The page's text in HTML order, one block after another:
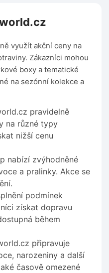
využít akční ceny na
Zákazníci mohou
boxy a tematické
na sezónní kolekce a
pravidelně
na různé typy
nižší cenu
nabízí zvýhodněné
a pralinky. Akce se
podmínek
získat dopravu
během
připravuje
narozeniny a další
časově omezené